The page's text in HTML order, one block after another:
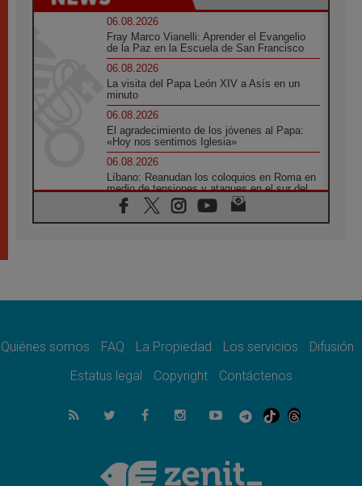
06.08.2026
Fray Marco Vianelli: Aprender el Evangelio
de la Paz en la Escuela de San Francisco
06.08.2026
La visita del Papa León XIV a Asís en un
minuto
06.08.2026
El agradecimiento de los jóvenes al Papa:
«Hoy nos sentimos Iglesia»
06.08.2026
Líbano: Reanudan los coloquios en Roma en
medio de tensiones y ataques en el sur del
país
06.08.2026
noticia para todo el Uruguay
León XIV: La revolución del Evangelio
06.08.2026
La Iglesia en Ceuta: caridad y esperanza
La visita del Papa a Perú será un tiempo de
gracia reconciliación y esperanza
Quiénes somos FAQ La Propiedad Los servicios
Difusión
Estatus legal
Copyright Contáctenos